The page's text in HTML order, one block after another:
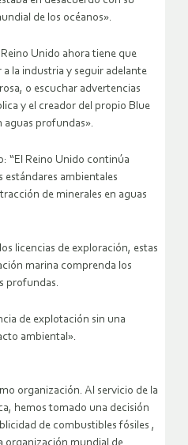
de los océanos».
Unido ahora tiene que
la industria y seguir adelante
o escuchar advertencias
y el creador del propio Blue
aguas profundas».
“El Reino Unido continúa
estándares ambientales
de minerales en aguas
licencias de exploración, estas
marina comprenda los
profundas.
de explotación sin una
ambiental».
organización. Al servicio de la
hemos tomado una decisión
de combustibles fósiles ,